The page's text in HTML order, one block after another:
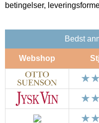
betingelser,
Bedst
Webshop